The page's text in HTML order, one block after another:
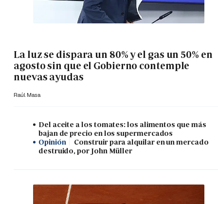
La luz se dispara un 80% y el gas un 50% en
agosto sin que el Gobierno contemple
nuevas ayudas
Raúl Masa
Del aceite a los tomates: los alimentos que más
bajan de precio en los supermercados
Opinión
Construir para alquilar en un mercado
destruido, por John Müller